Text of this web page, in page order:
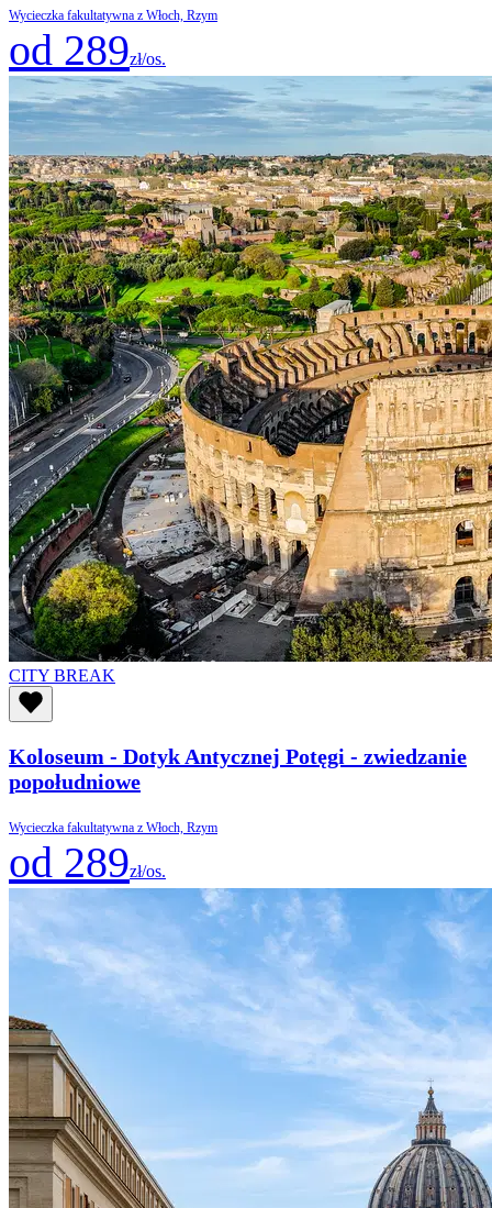
Wycieczka fakultatywna z Włoch, Rzym
od 289zł/os.
CITY BREAK
Koloseum - Dotyk Antycznej Potęgi - zwiedzanie
popołudniowe
Wycieczka fakultatywna z Włoch, Rzym
od 289zł/os.